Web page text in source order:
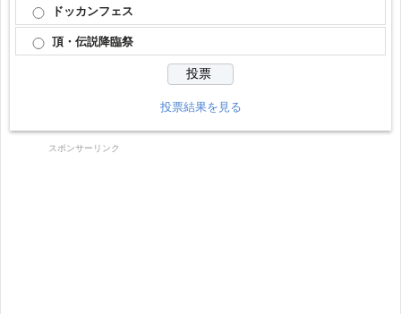
ドッカンフェス
頂・伝説降臨祭
投票結果を見る
スポンサーリンク